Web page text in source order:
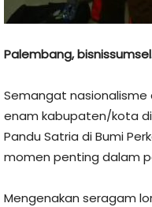
Palembang,
Semangat
enam kabupaten/kota
Pandu Satria di Bumi
momen penting dalam
Mengenakan seragam